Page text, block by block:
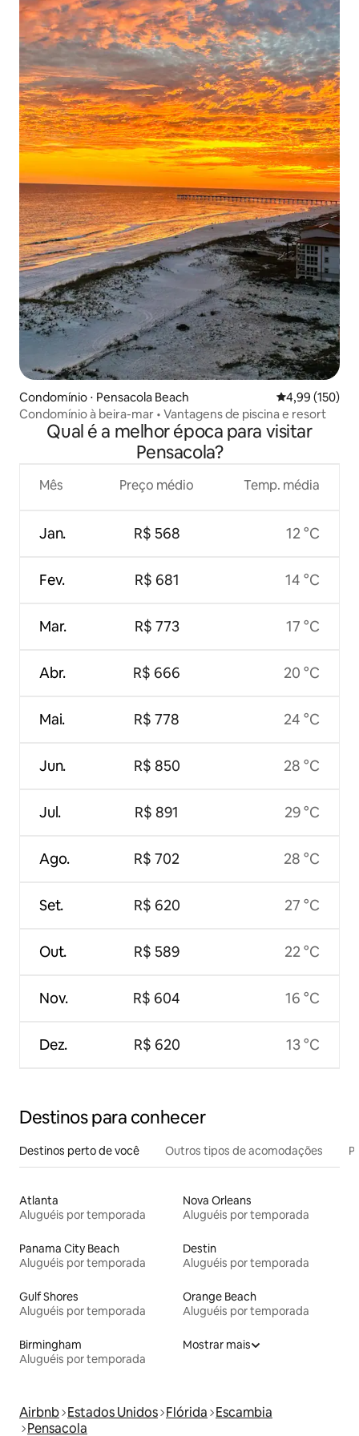
Condomínio ⋅ Pensacola Beach 4,99 de uma
4,99 (150)
Condomínio à beira-mar • Vantagens de piscina e resort
Qual é a melhor época para visitar
Pensacola?
Mês
Jan.
Fev.
Mar.
Abr.
Mai.
Jun.
Jul.
Ago.
Set.
Out.
Nov.
Dez.
Preço médio
R$ 568
R$ 681
R$ 773
R$ 666
R$ 778
R$ 850
R$ 891
R$ 702
R$ 620
R$ 589
R$ 604
R$ 620
Temp. média
12 °C
14 °C
17 °C
20 °C
24 °C
28 °C
29 °C
28 °C
27 °C
22 °C
16 °C
13 °C
Destinos para conhecer
Destinos perto de você Outros tipos de acomodações
Atlanta
Aluguéis por temporada
Nova Orleans
Aluguéis por temporada
Panama City Beach
Aluguéis por temporada
Destin
Aluguéis por temporada
Gulf Shores
Aluguéis por temporada
Orange Beach
Aluguéis por temporada
Birmingham
Aluguéis por temporada
Mostrar mais
Airbnb Estados Unidos Flórida Escambia
Pensacola